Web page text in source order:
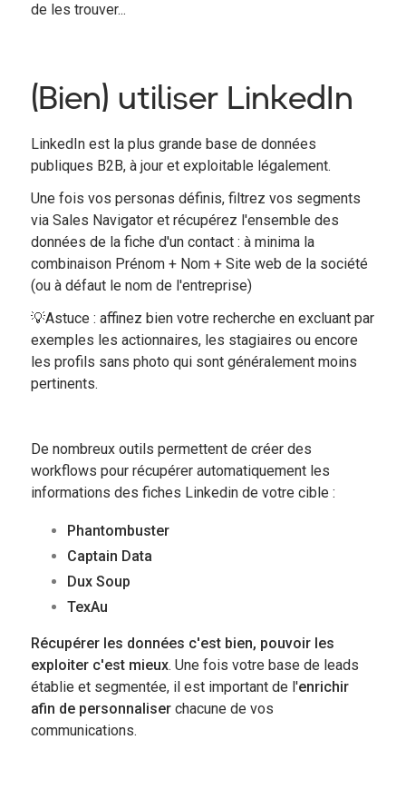
de les trouver...
(Bien) utiliser LinkedIn
LinkedIn est la plus grande base de données
publiques B2B, à jour et exploitable légalement.
Une fois vos personas définis, filtrez vos segments
via Sales Navigator et récupérez l'ensemble des
données de la fiche d'un contact : à minima la
combinaison Prénom + Nom + Site web de la société
(ou à défaut le nom de l'entreprise)
💡Astuce : affinez bien votre recherche en excluant par
exemples les actionnaires, les stagiaires ou encore
les profils sans photo qui sont généralement moins
pertinents.
De nombreux outils permettent de créer des
workflows pour récupérer automatiquement les
informations des fiches Linkedin de votre cible :
Phantombuster
Captain Data
Dux Soup
TexAu
Récupérer les données c'est bien, pouvoir les
exploiter c'est mieux. Une fois votre base de leads
établie et segmentée, il est important de l'enrichir
afin de personnaliserchacune de vos
communications.